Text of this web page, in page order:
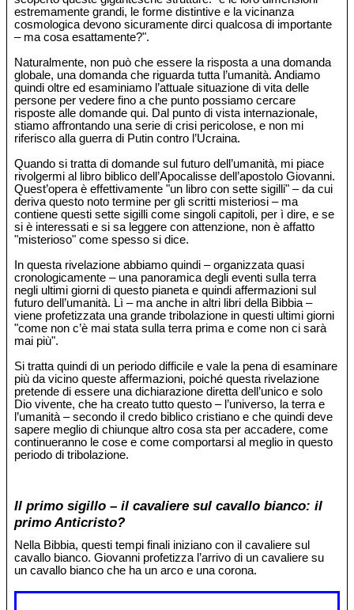
estremamente grandi, le forme distintive e la vicinanza
cosmologica devono sicuramente dirci qualcosa di importante
– ma cosa esattamente?".
Naturalmente, non può che essere la risposta a una domanda
globale, una domanda che riguarda tutta l’umanità. Andiamo
quindi oltre ed esaminiamo l’attuale situazione di vita delle
persone per vedere fino a che punto possiamo cercare
risposte alle domande qui. Dal punto di vista internazionale,
stiamo affrontando una serie di crisi pericolose, e non mi
riferisco alla guerra di Putin contro l’Ucraina.
Quando si tratta di domande sul futuro dell’umanità, mi piace
rivolgermi al libro biblico dell’Apocalisse dell’apostolo Giovanni.
Quest’opera è effettivamente "un libro con sette sigilli" – da cui
deriva questo noto termine per gli scritti misteriosi – ma
contiene questi sette sigilli come singoli capitoli, per ì dire, e se
si è interessati e si sa leggere con attenzione, non è affatto
"misterioso" come spesso si dice.
In questa rivelazione abbiamo quindi – organizzata quasi
cronologicamente – una panoramica degli eventi sulla terra
negli ultimi giorni di questo pianeta e quindi affermazioni sul
futuro dell’umanità. Lì – ma anche in altri libri della Bibbia –
viene profetizzata una grande tribolazione in questi ultimi giorni
"come non c’è mai stata sulla terra prima e come non ci sarà
mai più".
Si tratta quindi di un periodo difficile e vale la pena di esaminare
più da vicino queste affermazioni, poiché questa rivelazione
pretende di essere una dichiarazione diretta dell’unico e solo
Dio vivente, che ha creato tutto questo – l’universo, la terra e
l’umanità – secondo il credo biblico cristiano e che quindi deve
sapere meglio di chiunque altro cosa sta per accadere, come
continueranno le cose e come comportarsi al meglio in questo
periodo di tribolazione.
Il primo sigillo – il cavaliere sul cavallo bianco: il
primo Anticristo?
Nella Bibbia, questi tempi finali iniziano con il cavaliere sul
cavallo bianco. Giovanni profetizza l’arrivo di un cavaliere su
un cavallo bianco che ha un arco e una corona.